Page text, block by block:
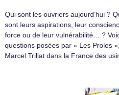
Qui sont les ouvriers aujourd’hui ?
sont leurs aspirations, leur
force ou de leur vulnérabilité… ?
questions posées par « Les Prolos
Marcel Trillat dans la France des